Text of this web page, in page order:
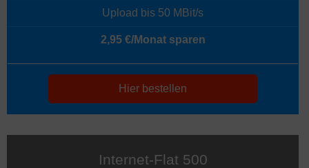
Upload bis 50 MBit/s
2,95 €/Monat sparen
Hier bestellen
Internet-Flat 500